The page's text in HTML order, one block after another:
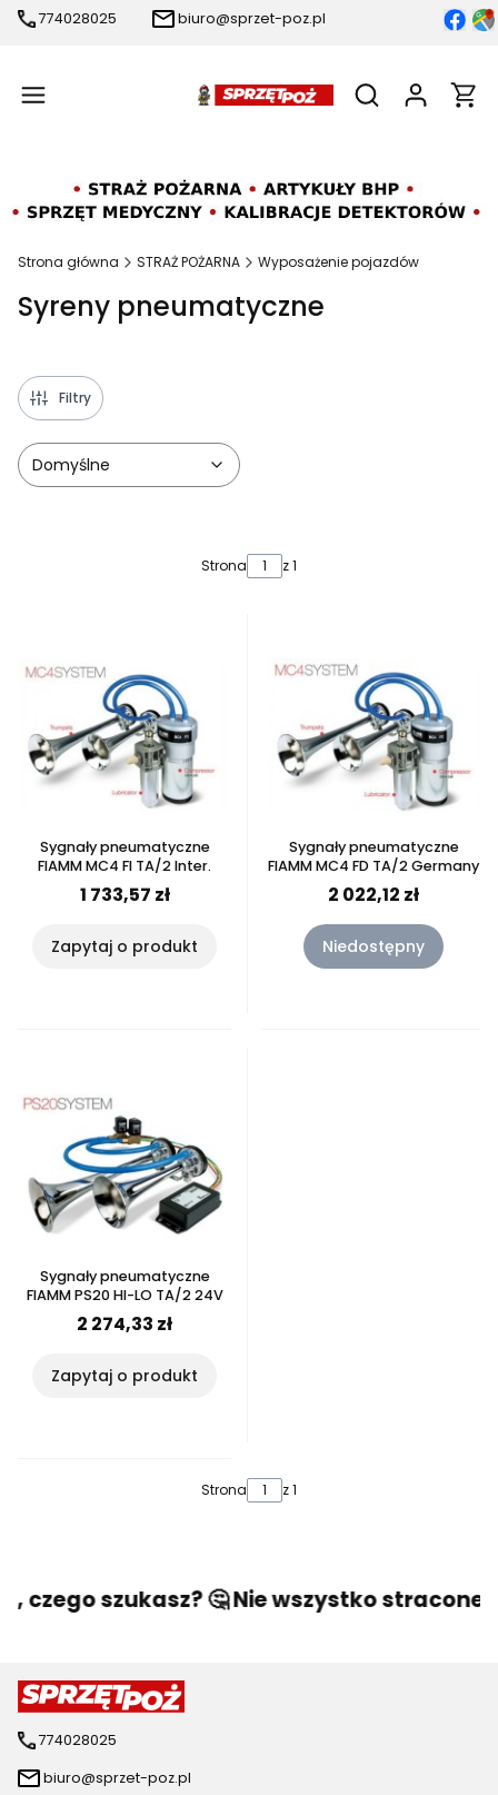
774028025 biuro@sprzet-poz.pl
Otwórz
Strona główna STRAŻ POŻARNA Wyposażenie pojazdów
Syreny pneumatyczne
Filtry
Domyślne
Strona z 1
Sygnały pneumatyczne
FIAMM MC4 FI TA/2 Inter.
1 733,57 zł
Zapytaj o produkt
Sygnały pneumatyczne
FIAMM MC4 FD TA/2 Germany
2 022,12 zł
Niedostępny
Sygnały pneumatyczne
FIAMM PS20 HI-LO TA/2 24V
2 274,33 zł
Zapytaj o produkt
Strona z 1
czego szukasz? 🤔 Nie wszystko stracone!
774028025
biuro@sprzet-poz.pl